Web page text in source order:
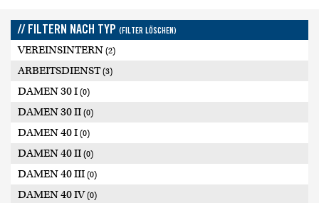
// FILTERN NACH TYP (FILTER LÖSCHEN)
VEREINSINTERN (2)
ARBEITSDIENST(3)
DAMEN 30 I (0)
DAMEN 30 II (0)
DAMEN 40 I (0)
DAMEN 40 II (0)
DAMEN 40 III (0)
DAMEN 40 IV(0)